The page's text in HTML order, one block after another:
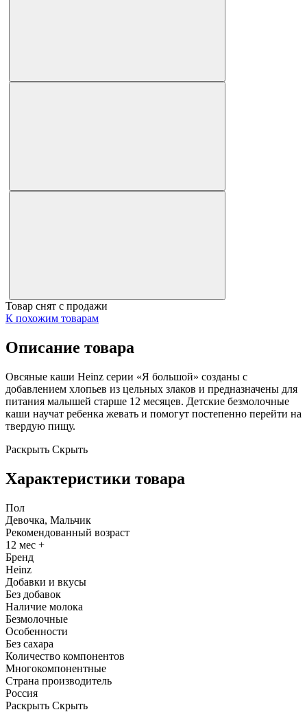
Товар снят с продажи
К похожим товарам
Описание товара
Овсяные каши Heinz серии «Я большой» созданы с
добавлением хлопьев из цельных злаков и предназначены для
питания малышей старше 12 месяцев. Детские безмолочные
каши научат ребенка жевать и помогут постепенно перейти на
твердую пищу.
Раскрыть Скрыть
Характеристики товара
Пол
Девочка, Мальчик
Рекомендованный возраст
12 мес +
Бренд
Heinz
Добавки и вкусы
Без добавок
Наличие молока
Безмолочные
Особенности
Без сахара
Количество компонентов
Многокомпонентные
Страна производитель
Россия
Раскрыть Скрыть